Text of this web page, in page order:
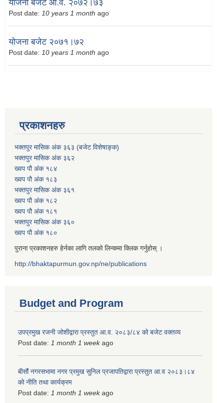
योजना बजेट आ.व. २०७२।७३
Post date: 10 years 1 month ago
योजना बजेट २०७१।७२
Post date: 10 years 1 month ago
प्रकाशनहरु
भक्तपुर मासिक अंक ३६३ (बजेट विशेषाङ्क)
भक्तपुर मासिक अंक ३६२
ख्वप पौ अंक १८४
ख्वप पौ अंक १८३
भक्तपुर मासिक अंक ३६१
ख्वप पौ अंक १८२
ख्वप पौ अंक १८१
भक्तपुर मासिक अंक ३६०
ख्वप पौ अंक १८०
पुराना प्रकाशनहरु हेर्नका लागि तलको लिन्कमा क्लिक गर्नुहोस् ।
http://bhaktapurmun.gov.np/ne/publications
Budget and Program
उपप्रमुख रजनी जोशीद्वारा प्रस्तुत आ.व. २०८३/८४ को बजेट वक्तव्य
Post date: 1 month 1 weekago
बीसौं नगरसभामा नगर प्रमुख सुनिल प्रजापतिद्वारा प्रस्तुत आ.व‍ २०८३।८४
को नीति तथा कार्यक्रम
Post date: 1 month 1 weekago